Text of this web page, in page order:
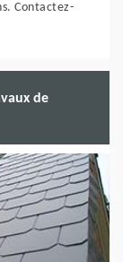
Contactez-
de